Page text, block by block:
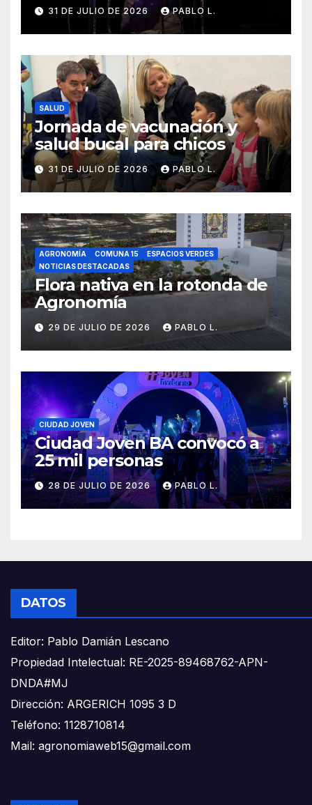
31 DE JULIO DE 2026 PABLO L.
SALUD
Jornada de vacunación y
salud bucal para chicos
31 DE JULIO DE 2026 PABLO L.
AGRONOMÍA COMUNA 15
ESPACIOS VERDES
NOTICIAS DESTACADAS
Flora nativa en la rotonda de
Agronomía
29 DE JULIO DE 2026 PABLO L.
CIUDAD JOVEN
Ciudad Joven BA convocó a
25 mil personas
28 DE JULIO DE 2026 PABLO L.
DATOS
Editor: Pablo Damián Lescano
Propiedad Intelectual: RE-2025-89468762-APN-
DNDA#MJ
Dirección: ARGERICH 1095 3 D
Teléfono: 1128710814
Mail: agronomiaweb15@gmail.com